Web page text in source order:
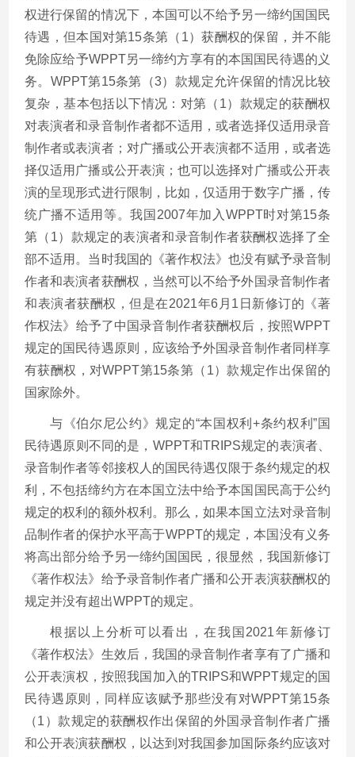
权进行保留的情况下，本国可以不给予另一缔约国国民
待遇，但本国对第15条第（1）获酬权的保留，并不能
免除应给予WPPT另一缔约方享有的本国国民待遇的义
务。WPPT第15条第（3）款规定允许保留的情况比较
复杂，基本包括以下情况：对第（1）款规定的获酬权
对表演者和录音制作者都不适用，或者选择仅适用录音
制作者或表演者；对广播或公开表演都不适用，或者选
择仅适用广播或公开表演；也可以选择对广播或公开表
演的呈现形式进行限制，比如，仅适用于数字广播，传
统广播不适用等。我国2007年加入WPPT时对第15条
第（1）款规定的表演者和录音制作者获酬权选择了全
部不适用。当时我国的《著作权法》也没有赋予录音制
作者和表演者获酬权，当然可以不给予外国录音制作者
和表演者获酬权，但是在2021年6月1日新修订的《著
作权法》给予了中国录音制作者获酬权后，按照WPPT
规定的国民待遇原则，应该给予外国录音制作者同样享
有获酬权，对WPPT第15条第（1）款规定作出保留的
国家除外。
与《伯尔尼公约》规定的“本国权利+条约权利”国
民待遇原则不同的是，WPPT和TRIPS规定的表演者、
录音制作者等邻接权人的国民待遇仅限于条约规定的权
利，不包括缔约方在本国立法中给予本国国民高于公约
规定的权利的额外权利。那么，如果本国立法对录音制
品制作者的保护水平高于WPPT的规定，本国没有义务
将高出部分给予另一缔约国国民，很显然，我国新修订
《著作权法》给予录音制作者广播和公开表演获酬权的
规定并没有超出WPPT的规定。
根据以上分析可以看出，在我国2021年新修订
《著作权法》生效后，我国的录音制作者享有了广播和
公开表演权，按照我国加入的TRIPS和WPPT规定的国
民待遇原则，同样应该赋予那些没有对WPPT第15条
（1）款规定的获酬权作出保留的外国录音制作者广播
和公开表演获酬权，以达到对我国参加国际条约应该对